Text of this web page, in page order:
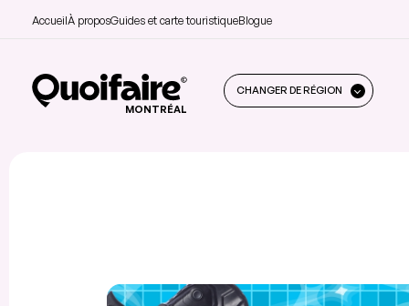
AccueilÀ proposGuides et carte touristiqueBlogue
MONTRÉAL
CHANGER DE RÉGION